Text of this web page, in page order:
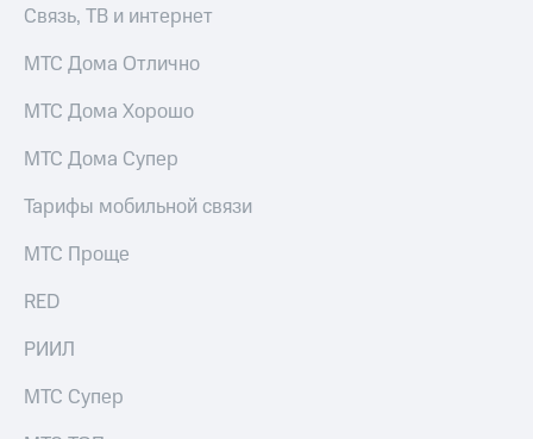
интернета,
музыка
другое
Семейная
группа
Скидка
общие
Кино,
музыка,
безопасности
Всё
рукой
что
есть
КИОН
Музыка
Связь, ТВ и интернет
МТС Дома Отлично
МТС Дома Хорошо
МТС Дома Супер
Тарифы мобильной связи
МТС Проще
RED
РИИЛ
МТС Супер